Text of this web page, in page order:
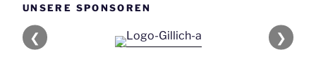
UNSERE SPONSOREN
❮ ❯